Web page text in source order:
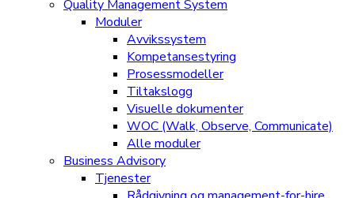
Quality Management System
Moduler
Avvikssystem
Kompetansestyring
Prosessmodeller
Tiltakslogg
Visuelle dokumenter
WOC (Walk, Observe, Communicate)
Alle moduler
Business Advisory
Tjenester